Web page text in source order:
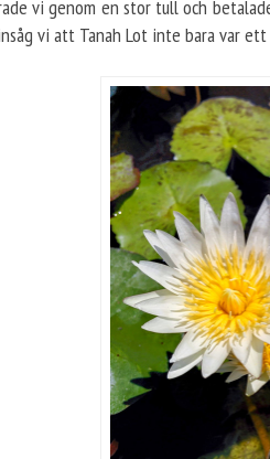
vi genom en stor tull och
vi att Tanah Lot inte bara var